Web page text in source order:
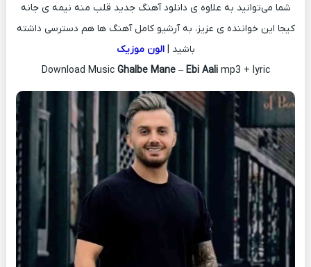
شما می‌توانید به علاوه ی دانلود آهنگ جدید قلب منه نیمه ی‌ جانه
کیجا این خواننده ی عزیز، به آرشیو کامل آهنگ ها هم دسترسی داشته
باشید |الون موزیک
Download Music Ghalbe Mane– Ebi Aalimp3 + lyric